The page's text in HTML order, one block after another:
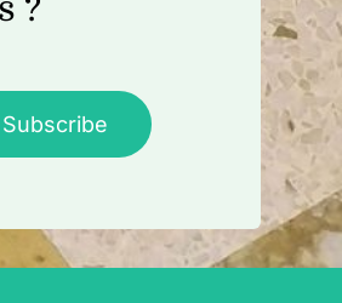
?
Subscribe